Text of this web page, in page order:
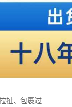
扯、包裹过